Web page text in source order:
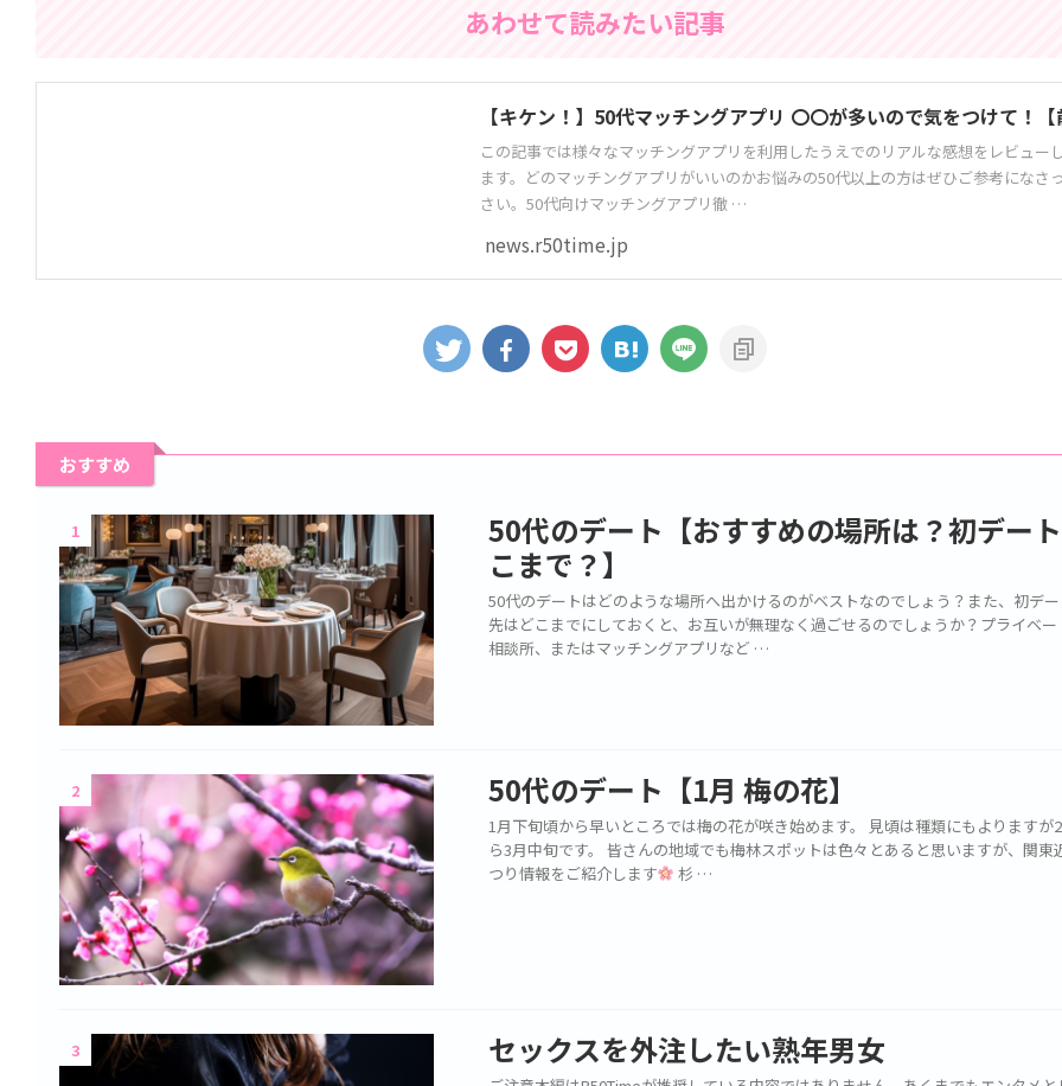
あわせて読みたい記事
【キケン！】50代マッチングアプリ 〇〇が多いので気をつけて！
この記事では様々なマッチングアプリを利用したうえでのリアルな感想をレビュー
ます。どのマッチングアプリがいいのかお悩みの50代以上の方はぜひご参考になさ
さい。50代向けマッチングアプリ徹 …
news.r50time.jp
おすすめ
1
50代のデート【おすすめの場所は？初デー
こまで？】
50代のデートはどのような場所へ出かけるのがベストなのでしょう？また、初デ
先はどこまでにしておくと、お互いが無理なく過ごせるのでしょうか？プライベー
相談所、またはマッチングアプリなど …
2 50代のデート【1月 梅の花】
1月下旬頃から早いところでは梅の花が咲き始めます。 見頃は種類にもよりますが
ら3月中旬です。 皆さんの地域でも梅林スポットは色々とあると思いますが、関東
つり情報をご紹介します
杉 …
3 セックスを外注したい熟年男女